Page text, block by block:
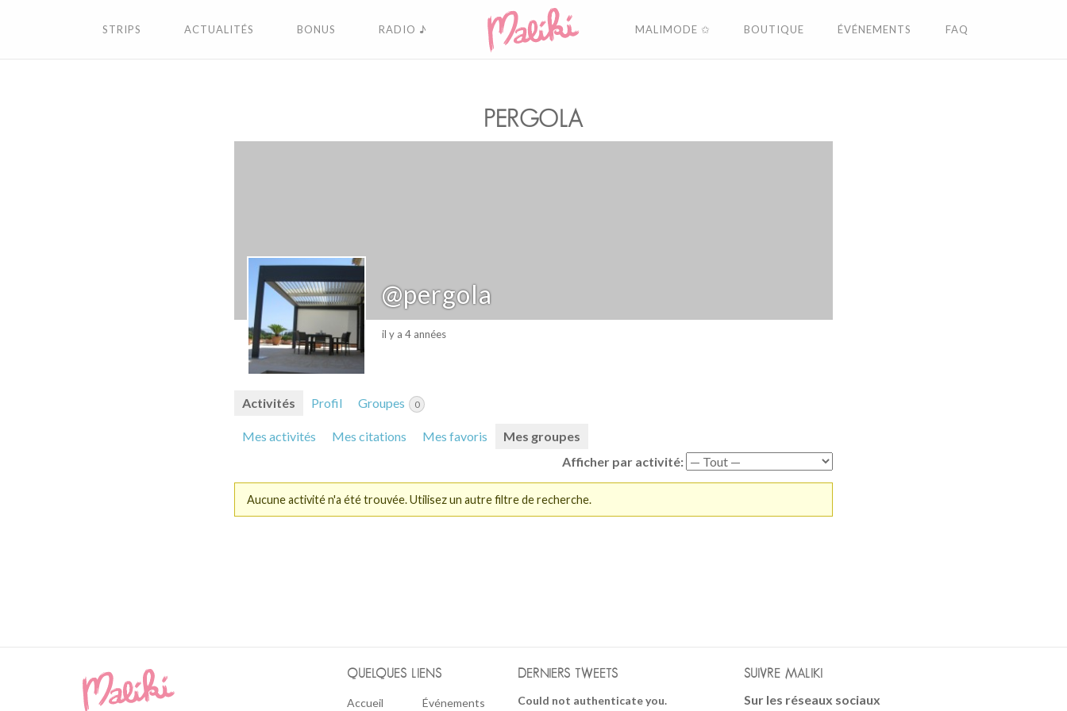
STRIPS ACTUALITÉS BONUS RADIO ♪ MALIMODE ✩ BOUTIQUE ÉVÉNEMENTS FAQ
PERGOLA
@pergola
il y a 4 années
Activités Profil Groupes 0
Mes activités Mes citations Mes favoris
Mes groupes
Afficher par activité:
Aucune activité n'a été trouvée. Utilisez un autre filtre de recherche.
QUELQUES LIENS
Accueil Événements
DERNIERS TWEETS
Could not authenticate you.
SUIVRE MALIKI
Sur les réseaux sociaux